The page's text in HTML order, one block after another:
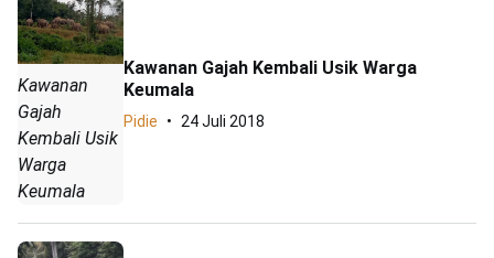
Kawanan
Gajah
Kembali Usik
Warga
Keumala
Kawanan Gajah Kembali Usik Warga
Keumala
Pidie 24 Juli 2018